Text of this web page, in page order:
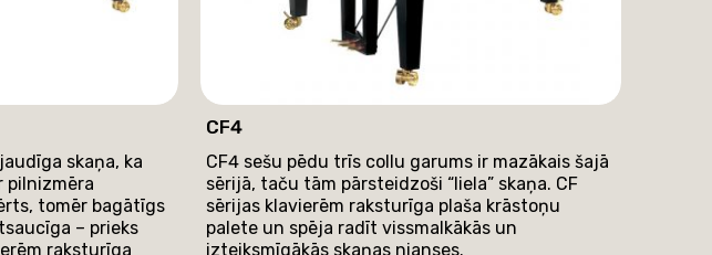
skaņa, ka
pilnizmēra
tomēr bagātīgs
– prieks
raksturīga
CF4
CF4 sešu pēdu trīs collu garums ir mazākais šajā
sērijā, taču tām pārsteidzoši “liela” skaņa. CF
sērijas klavierēm raksturīga plaša krāstoņu
palete un spēja radīt vissmalkākās un
izteiksmīgākās skaņas nianses.